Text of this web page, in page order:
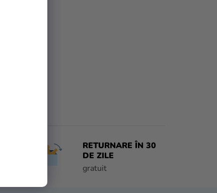
RETURNARE ÎN 30
DE ZILE
gratuit